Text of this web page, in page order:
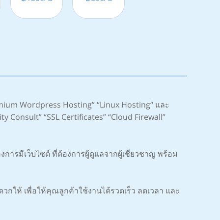
Wordpress Hosting” “Linux Hosting“ และ
“SSL Certificates” “Cloud Firewall”
รมีเว็บไซต์ ที่ต้องการผู้ดูแลจากผู้เชี่ยวชาญ พร้อม
ห้ เพื่อให้คุณลูกค้าใช้งานได้รวดเร็ว ลดเวลา และ